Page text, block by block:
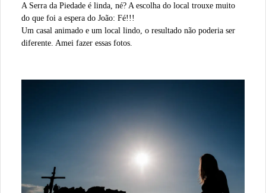
A Serra da Piedade é linda, né? A escolha do local trouxe muito
do que foi a espera do João: Fé!!!
Um casal animado e um local lindo, o resultado não poderia ser
diferente. Amei fazer essas fotos.